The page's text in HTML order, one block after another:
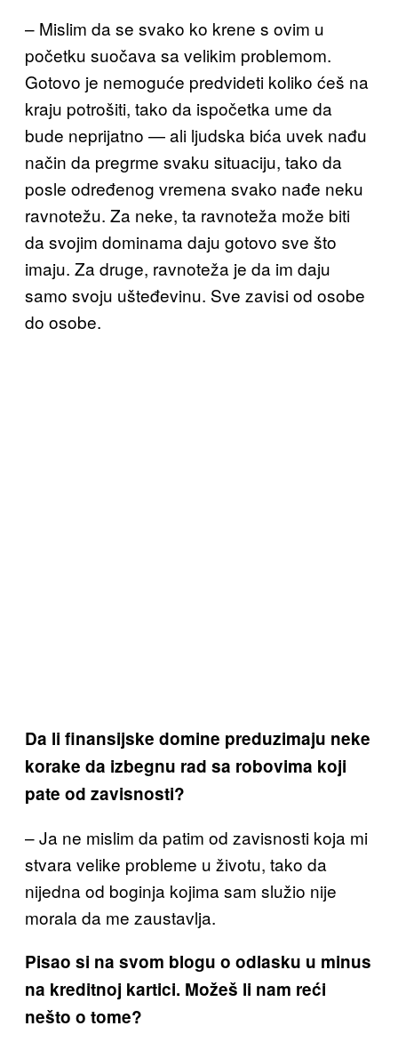
– Mislim da se svako ko krene s ovim u
početku suočava sa velikim problemom.
Gotovo je nemoguće predvideti koliko ćeš na
kraju potrošiti, tako da ispočetka ume da
bude neprijatno — ali ljudska bića uvek nađu
način da pregrme svaku situaciju, tako da
posle određenog vremena svako nađe neku
ravnotežu. Za neke, ta ravnoteža može biti
da svojim dominama daju gotovo sve što
imaju. Za druge, ravnoteža je da im daju
samo svoju ušteđevinu. Sve zavisi od osobe
do osobe.
Da li finansijske domine preduzimaju neke
korake da izbegnu rad sa robovima koji
pate od zavisnosti?
– Ja ne mislim da patim od zavisnosti koja mi
stvara velike probleme u životu, tako da
nijedna od boginja kojima sam služio nije
morala da me zaustavlja.
Pisao si na svom blogu o odlasku u minus
na kreditnoj kartici. Možeš li nam reći
nešto o tome?